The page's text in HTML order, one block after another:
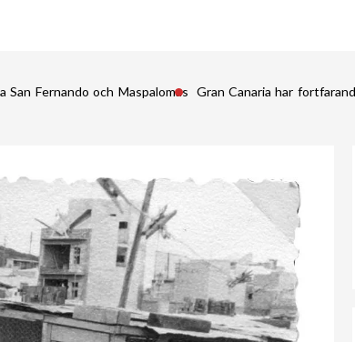
Fernando och Maspalomas Gran Canaria har